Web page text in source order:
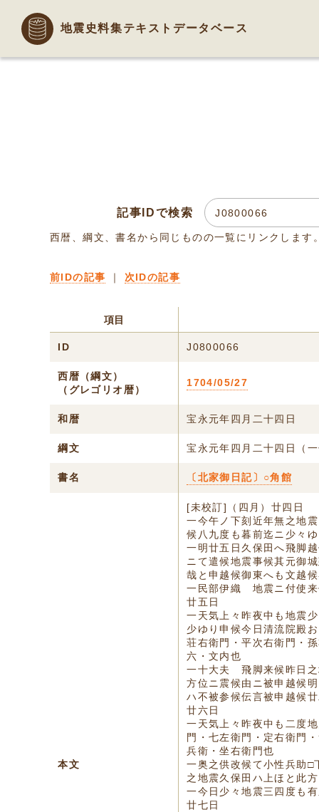
地震史料集テキストデータベース
記事IDで検索
西暦、綱文、書名から同じものの一覧にリンクします
前IDの記事 ｜ 次IDの記事
項目
ID J0800066
西暦（綱文）
（グレゴリオ暦）
1704/05/27
和暦 宝永元年四月二十四日
綱文 宝永元年四月二十四日（
書名 〔北家御日記〕○角館
本文
[未校訂]（四月）廿四日
一今午ノ下刻近年無之地
候八九度も暮前迄ニ少々
一明廿五日久保田へ飛脚
ニて遣候地震事候其元御
哉と申越候御東へも文越
一民部伊織ゟ地震ニ付使
廿五日
一天気上々昨夜中も地震
少ゆり申候今日清流院殿
荘右衛門・平次右衛門・
六・文内也
一十大夫ゟ飛脚来候昨日
方位ニ震候由ニ被申越候
ハ不被参候伝言被申越候
廿六日
一天気上々昨夜中も二度
門・七左衛門・定右衛門
兵衛・坐右衛門也
一奥之供改候て小性兵助□
之地震久保田ハ上ほと此
一今日少々地震三四度も
廿七日